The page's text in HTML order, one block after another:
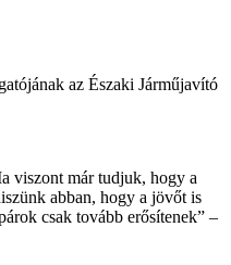
az Északi Járműjavító
viszont már tudjuk, hogy a
abban, hogy a jövőt is
csak tovább erősítenek
–